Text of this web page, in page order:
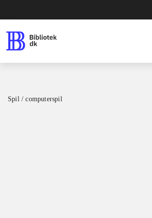
Spil / computerspil